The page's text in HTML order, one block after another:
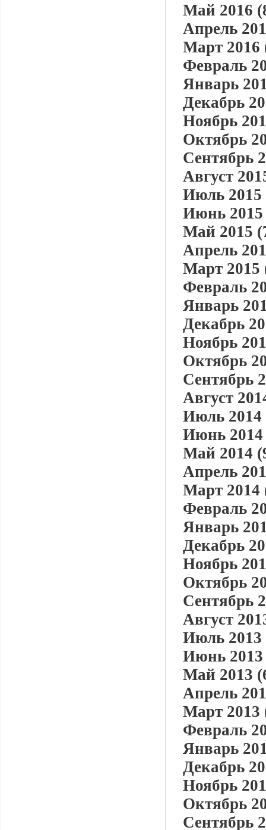
Май 2016
Апрель
Март 2016
Февраль
Январь
Декабрь
Ноябрь
Октябрь
Сентябрь
Август
Июль 2015
Июнь 2015
Май 2015
Апрель
Март 2015
Февраль
Январь
Декабрь
Ноябрь
Октябрь
Сентябрь
Август
Июль 2014
Июнь 2014
Май 2014
Апрель
Март 2014
Февраль
Январь
Декабрь
Ноябрь
Октябрь
Сентябрь
Август
Июль 2013
Июнь 2013
Май 2013
Апрель
Март 2013
Февраль
Январь
Декабрь
Ноябрь
Октябрь
Сентябрь